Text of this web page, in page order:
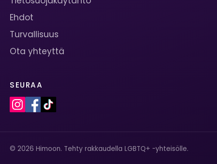
Ehdot
Turvallisuus
Ota yhteyttä
SEURAA
© 2026 Himoon. Tehty rakkaudella LGBTQ+ -yhteisölle.